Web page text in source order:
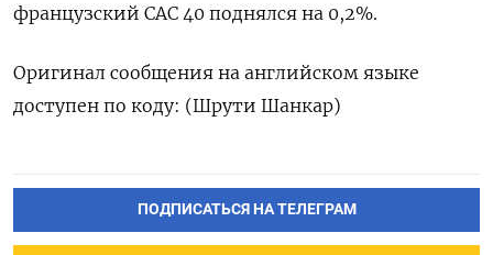
французский CAC ‌40 поднялся на 0,2%.
Оригинал сообщения на ​английском языке
доступен ‌по коду: (Шрути Шанкар)
ПОДПИСАТЬСЯ НА ТЕЛЕГРАМ